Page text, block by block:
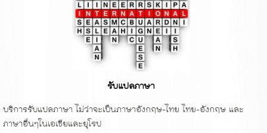
รับแปลภาษา
บริการรับแปลภาษา ไม่ว่าจะเป็นภาษาอังกฤษ-ไทย ไทย-อังกฤษ และ
ภาษาอื่นๆในเอเชียและยุโรป